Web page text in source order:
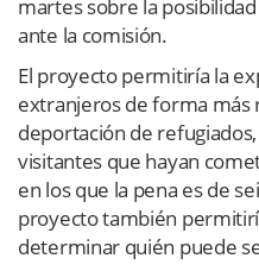
martes sobre la
ante la comisión.
El proyecto permitiría la
extranjeros de forma más
deportación de
visitantes que hayan
en los que la pena es de
proyecto también
determinar quién puede